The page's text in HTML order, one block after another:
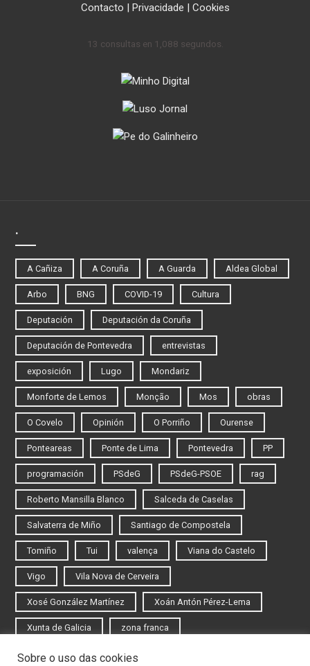
Contacto | Privacidade | Cookies
13 consultas en 1,088 segundos.
.
A Cañiza A Coruña A Guarda Aldea Global
Arbo BNG COVID-19 Cultura
Deputación Deputación da Coruña
Deputación de Pontevedra entrevistas
exposición Lugo Mondariz
Monforte de Lemos Monção Mos obras
O Covelo Opinión O Porriño Ourense
Ponteareas Ponte de Lima Pontevedra PP
programación PSdeG PSdeG-PSOE rag
Roberto Mansilla Blanco Salceda de Caselas
Salvaterra de Miño Santiago de Compostela
Tomiño Tui valença Viana do Castelo
Vigo Vila Nova de Cerveira
Xosé González Martínez Xoán Antón Pérez-Lema
Xunta de Galicia zona franca
Sobre o uso das cookies